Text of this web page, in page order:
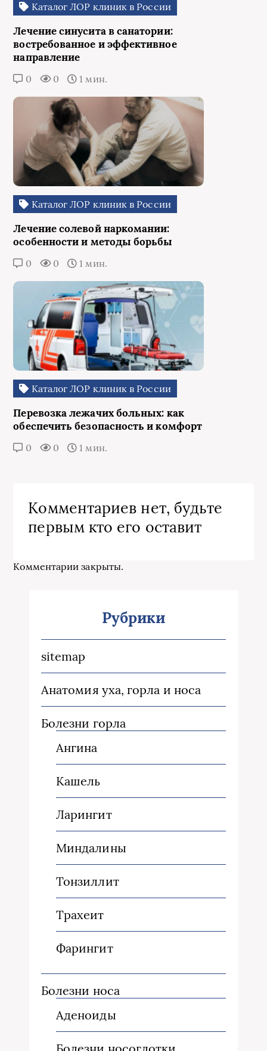
Каталог ЛОР клиник в России
Лечение синусита в санатории:
востребованное и эффективное
направление
0 0 1 мин.
Каталог ЛОР клиник в России
Лечение солевой наркомании:
особенности и методы борьбы
0 0 1 мин.
Каталог ЛОР клиник в России
Перевозка лежачих больных: как
обеспечить безопасность и комфорт
0 0 1 мин.
Комментариев нет, будьте
первым кто его оставит
Комментарии закрыты.
Рубрики
sitemap
Анатомия уха, горла и носа
Болезни горла
Ангина
Кашель
Ларингит
Миндалины
Тонзиллит
Трахеит
Фарингит
Болезни носа
Аденоиды